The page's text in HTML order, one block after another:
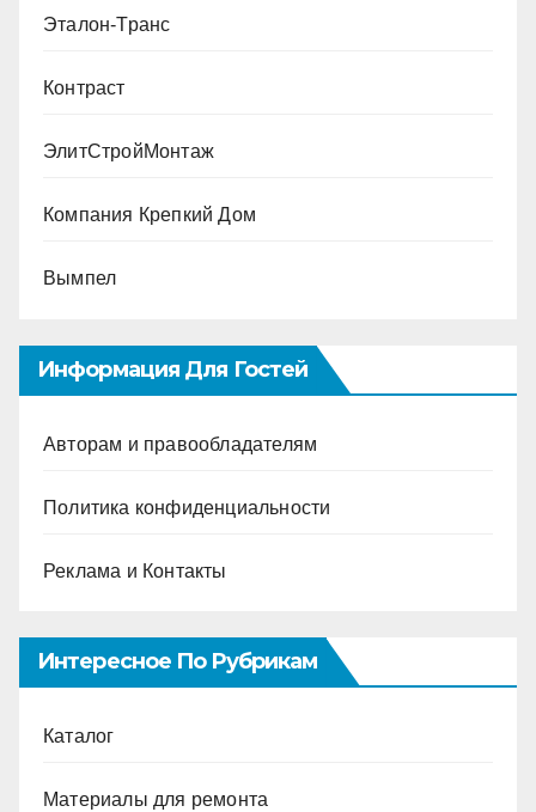
Эталон-Транс
Контраст
ЭлитСтройМонтаж
Компания Крепкий Дом
Вымпел
Информация Для Гостей
Авторам и правообладателям
Политика конфиденциальности
Реклама и Контакты
Интересное По Рубрикам
Каталог
Материалы для ремонта